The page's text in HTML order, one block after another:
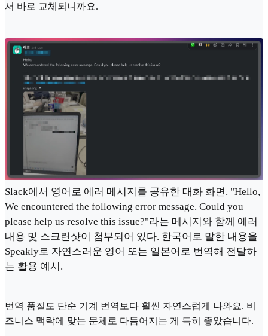
서 바로 교체되니까요.
Slack에서 영어로 에러 메시지를 공유한 대화 화면. "Hello,
We encountered the following error message. Could you
please help us resolve this issue?"라는 메시지와 함께 에러
내용 및 스크린샷이 첨부되어 있다. 한국어로 말한 내용을
Speakly로 자연스러운 영어 또는 일본어로 번역해 전달하
는 활용 예시.
번역 품질도 단순 기계 번역보다 훨씬 자연스럽게 나와요. 비
즈니스 맥락에 맞는 문체로 다듬어지는 게 특히 좋았습니다.